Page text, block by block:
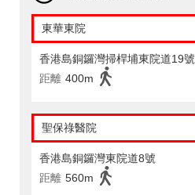
東華東院
香港島銅鑼灣掃桿埔東院道19號
距離 400m
聖保祿醫院
香港島銅鑼灣東院道8號
距離 560m